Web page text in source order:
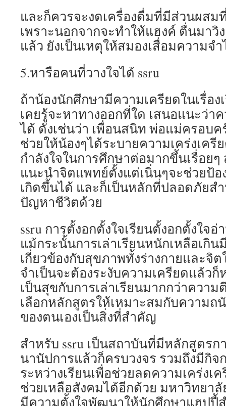
และก็ควรจะงดเครื่องดื่มที่มีส่วนผสม
เพราะนอกจากจะทำให้แฮงค์ ตื่นมาวิ
แล้ว ยังเป็นเหตุให้สมองเสื่อมความจ
5.หารือคนที่วางใจได้ ssru
ถ้าน้องนักศึกษามีความเครียดในเรื่อ
เคยรู้จะหาทางออกที่ใด เสนอแนะว่า
ได้ ดังเช่นว่า เพื่อนสนิท พ่อแม่ครอบ
ช่วยให้น้องๆได้ระบายความเคร่งเครี
กำลังใจในการศึกษาต่อมากขึ้นเรื่อย
แนะนำจิตแพทย์ตั้งแต่เนิ่นๆจะช่วยป้อ
เกิดขึ้นได้ และก็เป็นหลักที่ปลอดภัยส
ปัญหาชีวิตด้วย
ssru การตั้งอกตั้งใจเรียนตั้งอกตั้งใจ
แม้กระนั้นการเล่าเรียนหนักเหลือเกิ
เกี่ยวข้องกับสุขภาพทั้งร่างกายและจิ
จำเป็นจะต้องระงับความเครียดแล้ว
เป็นสุขกับการเล่าเรียนมากกว่าควา
เลือกหลักสูตรให้เหมาะสมกับความถ
ของตนเองเป็นสิ่งที่สำคัญ
สำหรับ ssru เป็นสถาบันที่มีหลักสูตรก
นานัปการแล้วก็ครบวงจร รวมถึงมีกิจ
ระหว่างเรียนเพื่อช่วยลดความเคร่งเ
ช่วยเหลือสังคมได้อีกด้วย มหาวิทยา
มีความตั้งใจพัฒนาให้นักศึกษาแฮปปี้